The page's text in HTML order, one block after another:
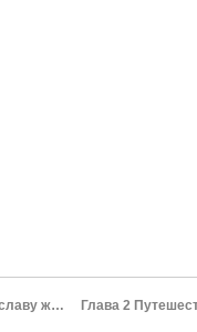
Глава 6 Миф во славу жизни